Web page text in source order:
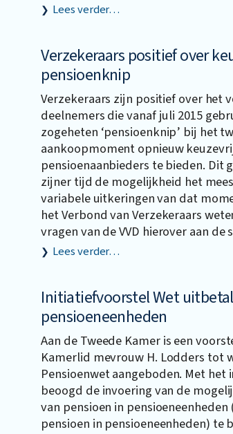
Lees verder…
Verzekeraars positief over
pensioenknip
Verzekeraars zijn positief over het
deelnemers die vanaf juli 2015
zogeheten ‘pensioenknip’ bij het
aankoopmoment opnieuw
pensioenaanbieders te bieden. Dit
zijner tijd de mogelijkheid het
variabele uitkeringen van dat
het Verbond van Verzekeraars
vragen van de VVD hierover aan de
Lees verder…
Initiatiefvoorstel Wet
pensioeneenheden
Aan de Tweede Kamer is een
Kamerlid mevrouw H. Lodders tot
Pensioenwet aangeboden. Met
beoogd de invoering van de
van pensioen in
pensioen in pensioeneenheden) te